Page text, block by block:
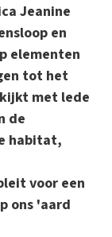
Jeanine
en
elementen
tot het
met lede
de
habitat,
voor een
ons 'aard